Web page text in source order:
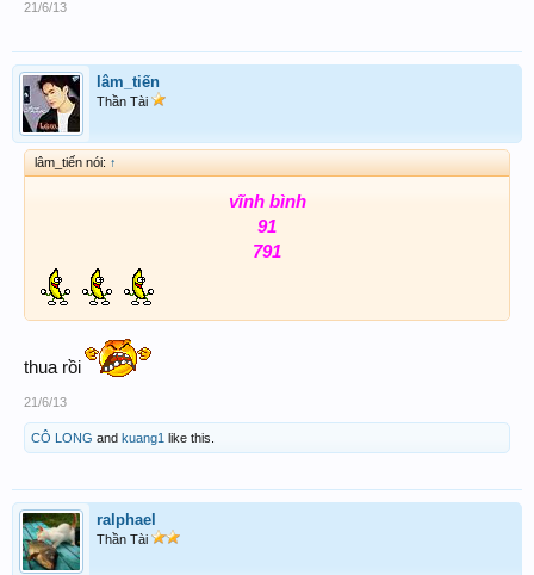
21/6/13
lâm_tiến
Thần Tài
lâm_tiến nói: ↑
vĩnh bình
91
791
thua rồi
21/6/13
CÔ LONG and kuang1 like this.
ralphael
Thần Tài